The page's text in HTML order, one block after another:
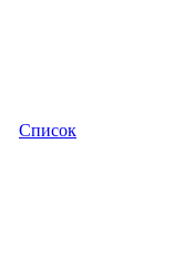
Список